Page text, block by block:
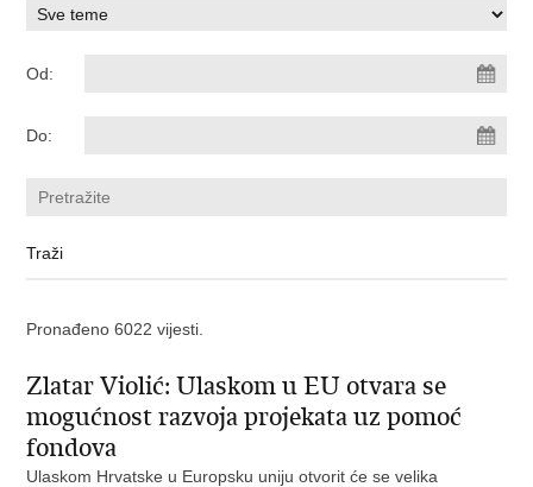
Od:
Do:
Pronađeno 6022 vijesti.
Zlatar Violić: Ulaskom u EU otvara se
mogućnost razvoja projekata uz pomoć
fondova
Ulaskom Hrvatske u Europsku uniju otvorit će se velika